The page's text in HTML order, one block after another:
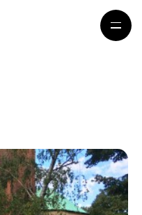
留学＆キャリア